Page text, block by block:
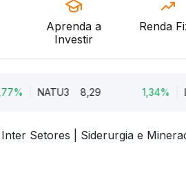
Aprenda a
Investir
Renda
NATU3 8,29 LREN3
Inter Setores | Siderurgia e